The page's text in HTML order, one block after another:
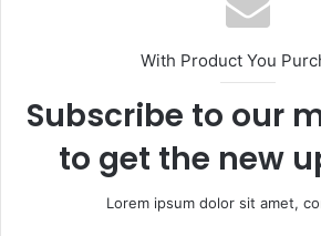
With Product You
Subscribe to our
to get the new
Lorem ipsum dolor sit amet,